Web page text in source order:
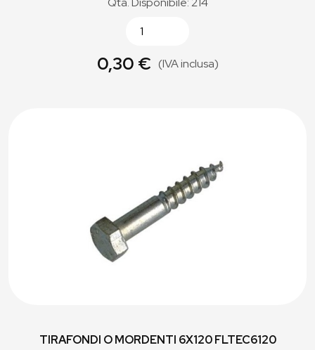
0,30 € (IVA inclusa)
TIRAFONDI O MORDENTI 6X120 FLTEC6120